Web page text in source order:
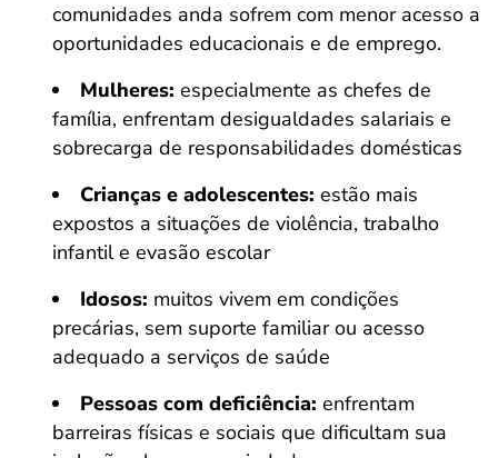
comunidades anda sofrem com menor acesso a
oportunidades educacionais e de emprego.
Mulheres: especialmente as chefes de
família, enfrentam desigualdades salariais e
sobrecarga de responsabilidades domésticas
Crianças e adolescentes: estão mais
expostos a situações de violência, trabalho
infantil e evasão escolar
Idosos: muitos vivem em condições
precárias, sem suporte familiar ou acesso
adequado a serviços de saúde
Pessoas com deficiência: enfrentam
barreiras físicas e sociais que dificultam sua